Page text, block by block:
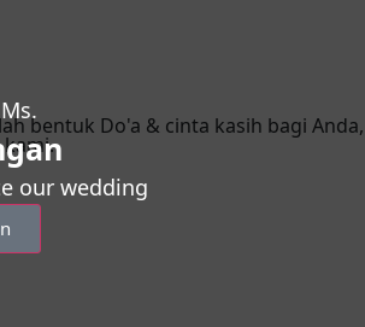
bentuk Do'a & cinta kasih bagi
our wedding